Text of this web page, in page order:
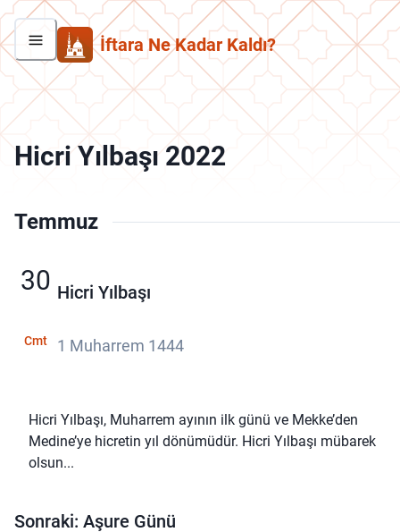
İftara Ne Kadar Kaldı?
Hicri Yılbaşı 2022
Temmuz
30
Cmt
Hicri Yılbaşı
1 Muharrem 1444
Hicri Yılbaşı, Muharrem ayının ilk günü ve Mekke’den
Medine’ye hicretin yıl dönümüdür. Hicri Yılbaşı mübarek
olsun...
Sonraki: Aşure Günü